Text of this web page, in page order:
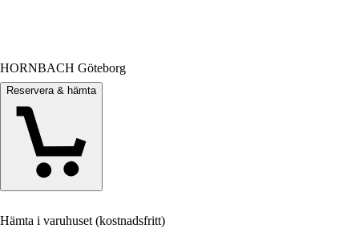
HORNBACH Göteborg
Reservera & hämta
Hämta i varuhuset (kostnadsfritt)